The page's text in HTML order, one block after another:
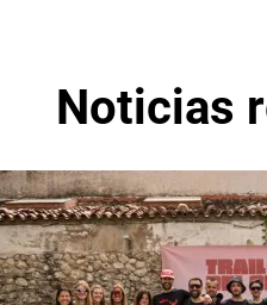
Noticias